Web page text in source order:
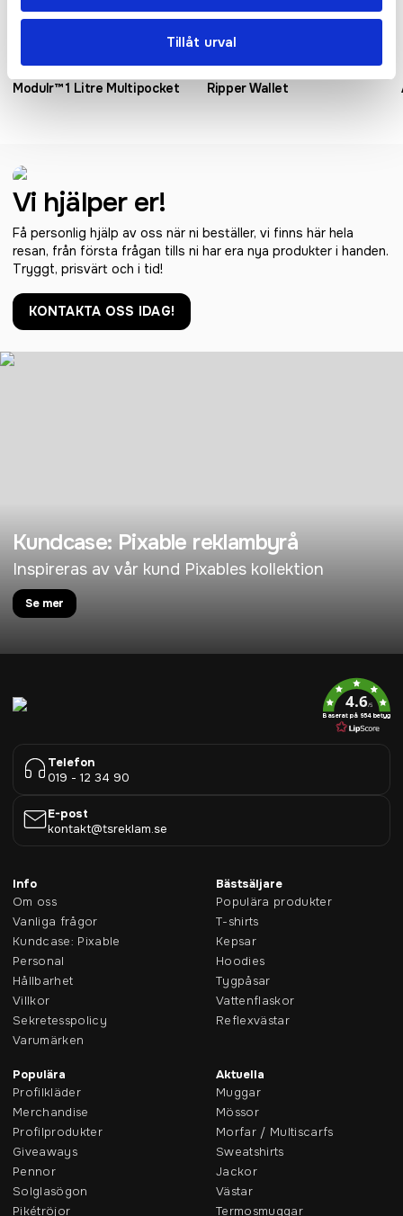
Tillåt urval
Modulr™ 1 Litre Multipocket Ripper Wallet
Vi hjälper er!
Få personlig hjälp av oss när ni beställer, vi finns här hela
resan, från första frågan tills ni har era nya produkter i handen.
Tryggt, prisvärt och i tid!
KONTAKTA OSS IDAG!
Kundcase: Pixable reklambyrå
Inspireras av vår kund Pixables kollektion
Se mer
4.6/5
Baserat på 954 betyg
Telefon
019 - 12 34 90
E-post
kontakt@tsreklam.se
Info
Om oss
Vanliga frågor
Kundcase: Pixable
Personal
Hållbarhet
Villkor
Sekretesspolicy
Varumärken
Bästsäljare
Populära produkter
T-shirts
Kepsar
Hoodies
Tygpåsar
Vattenflaskor
Reflexvästar
Populära
Profilkläder
Merchandise
Profilprodukter
Giveaways
Pennor
Solglasögon
Pikétröjor
Aktuella
Muggar
Mössor
Morfar / Multiscarfs
Sweatshirts
Jackor
Västar
Termosmuggar